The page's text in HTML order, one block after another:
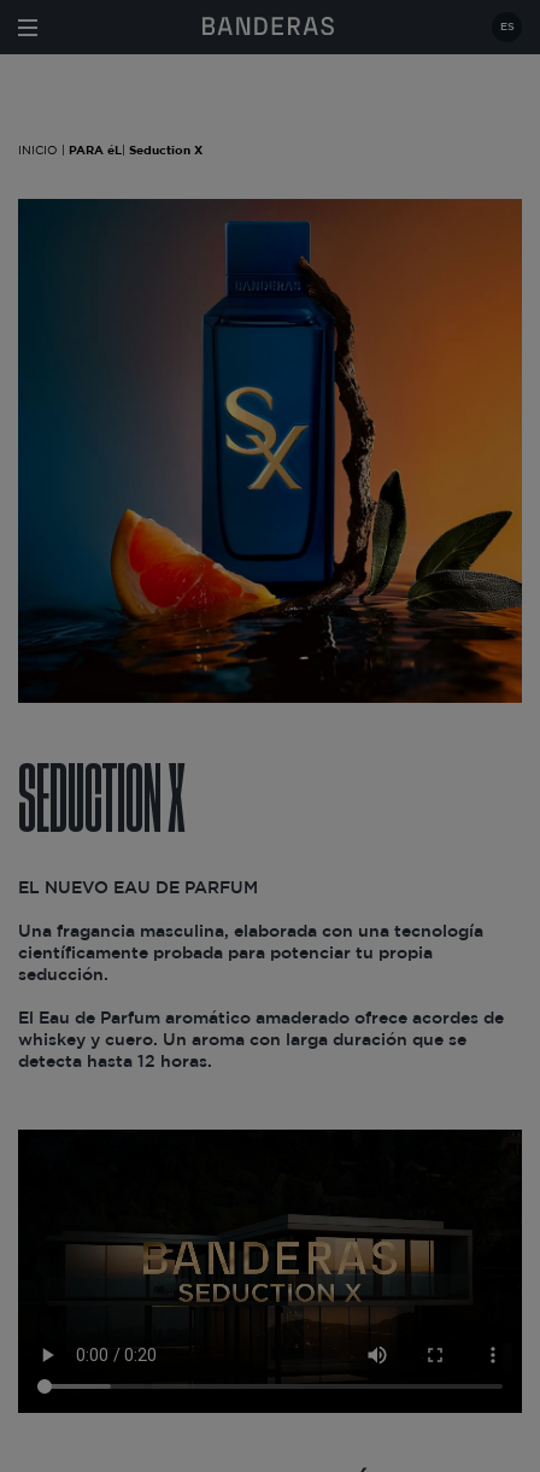
ES
INICIO | PARA éL Seduction X
SEDUCTION X
EL NUEVO EAU DE PARFUM
Una fragancia masculina, elaborada con una tecnología
científicamente probada para potenciar tu propia
seducción.
El Eau de Parfum aromático amaderado ofrece acordes de
whiskey y cuero. Un aroma con larga duración que se
detecta hasta 12 horas.